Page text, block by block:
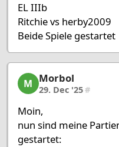
EL IIIb
Ritchie vs herby2009
Beide Spiele gestartet
Morbol, 33/53, 29.
M Morbol
29. Dec '25#
Moin,
nun sind meine
gestartet: